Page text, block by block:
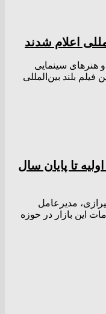
اعلام شدند
هنر‌های سینمایی
فیلم بلند بین‌المللی
تا پایان سال
مدیرعامل
این بازار در حوزه